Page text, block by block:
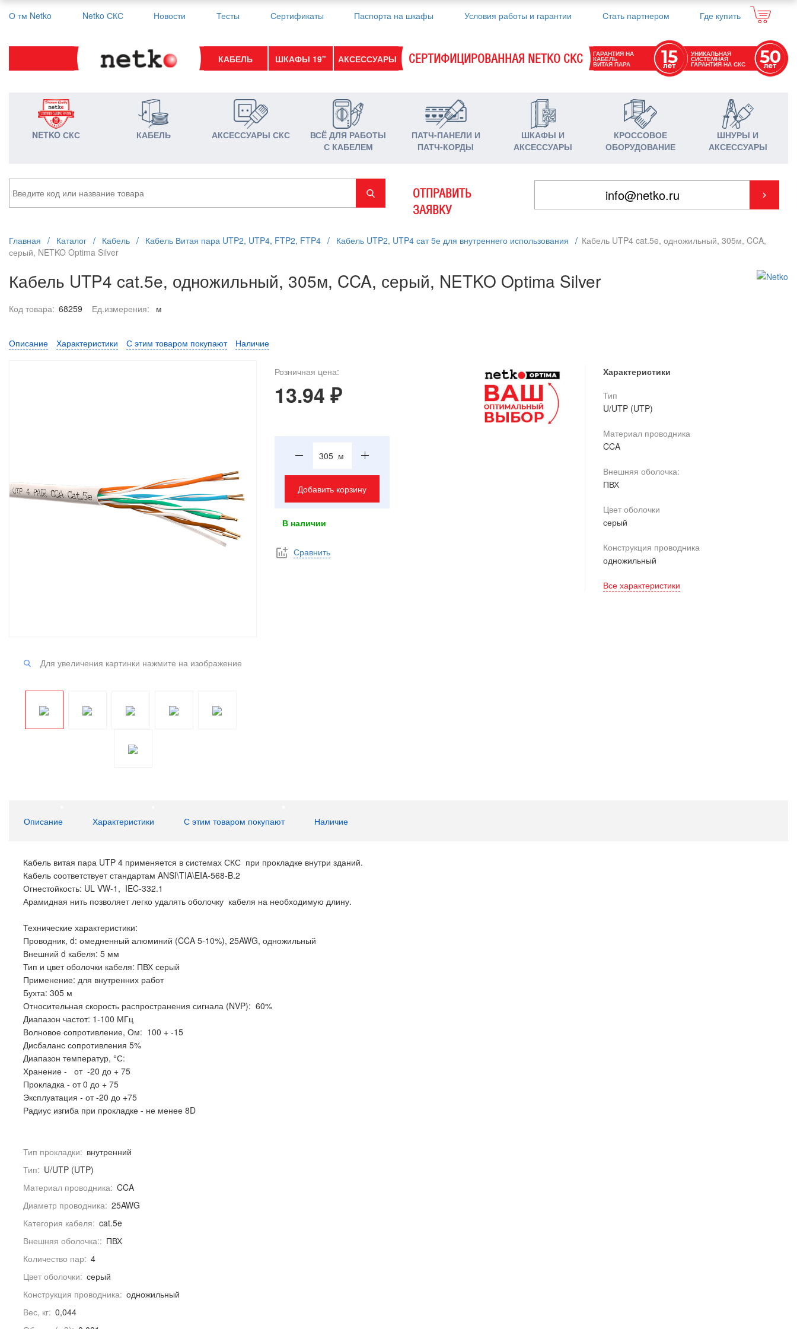
О тм Netko Netko СКС Новости Тесты Сертификаты Паспорта на шкафы Условия работы и гарантии Стать партнером Где купить
КАБЕЛЬ ШКАФЫ 19" АКСЕССУАРЫ СЕРТИФИЦИРОВАННАЯ NETKO СКС ГАРАНТИЯ НА
КАБЕЛЬ
ВИТАЯ ПАРА
УНИКАЛЬНАЯ
СИСТЕМНАЯ
ГАРАНТИЯ НА СКС
NETKO СКС КАБЕЛЬ АКСЕССУАРЫ СКС
ВСЁ ДЛЯ РАБОТЫ
С КАБЕЛЕМ
ПАТЧ-ПАНЕЛИ И
ПАТЧ-КОРДЫ
ШКАФЫ И
АКСЕССУАРЫ
КРОССОВОЕ
ОБОРУДОВАНИЕ
ШНУРЫ И
АКСЕССУАРЫ
ОТПРАВИТЬ
ЗАЯВКУ
Главная / Каталог / Кабель / Кабель Витая пара UTP2, UTP4, FTP2, FTP4 / Кабель UTP2, UTP4 сат 5е для внутреннего использования / Кабель UTP4 cat.5e, одножильный, 305м, CCA,
серый, NETKO Optima Silver
Кабель UTP4 cat.5e, одножильный, 305м, CCA, серый, NETKO Optima Silver
Код товара: 68259 Ед.измерения: м
Описание Характеристики С этим товаром покупают Наличие
Для увеличения картинки нажмите на изображение
Розничная цена:
13.94 ₽
м
Добавить корзину
В наличии
Сравнить
Характеристики
Тип
U/UTP (UTP)
Материал проводника
CCA
Внешняя оболочка:
ПВХ
Цвет оболочки
серый
Конструкция проводника
одножильный
Все характеристики
Описание Характеристики С этим товаром покупают Наличие
Кабель витая пара UTP 4 применяется в системах СКС при прокладке внутри зданий.
Кабель соответствует стандартам ANSI\TIA\EIA-568-B.2
Огнестойкость: UL VW-1, IEC-332.1
Арамидная нить позволяет легко удалять оболочку кабеля на необходимую длину.
Технические характеристики:
Проводник, d: омедненный алюминий (CCA 5-10%), 25AWG, одножильный
Внешний d кабеля: 5 мм
Тип и цвет оболочки кабеля: ПВХ серый
Применение: для внутренних работ
Бухта: 305 м
Относительная скорость распространения сигнала (NVP): 60%
Диапазон частот: 1-100 МГц
Волновое сопротивление, Ом: 100 + -15
Дисбаланс сопротивления 5%
Диапазон температур, °С:
Хранение - от -20 до + 75
Прокладка - от 0 до + 75
Эксплуатация - от -20 до +75
Радиус изгиба при прокладке - не менее 8D
Тип прокладки: внутренний
Тип: U/UTP (UTP)
Материал проводника: CCA
Диаметр проводника: 25AWG
Категория кабеля: cat.5e
Внешняя оболочка:: ПВХ
Количество пар: 4
Цвет оболочки: серый
Конструкция проводника: одножильный
Вес, кг: 0,044